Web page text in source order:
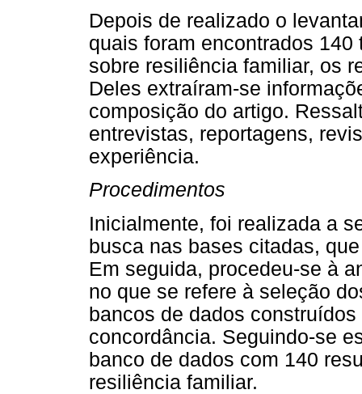
Depois de realizado o
quais foram encontrados
sobre resiliência familiar, os
Deles extraíram-se
composição do artigo.
entrevistas, reportagens,
experiência.
Procedimentos
Inicialmente, foi realizada a
busca nas bases citadas,
Em seguida, procedeu-se à
no que se refere à seleção
bancos de dados
concordância. Seguindo-se
banco de dados com 140
resiliência familiar.